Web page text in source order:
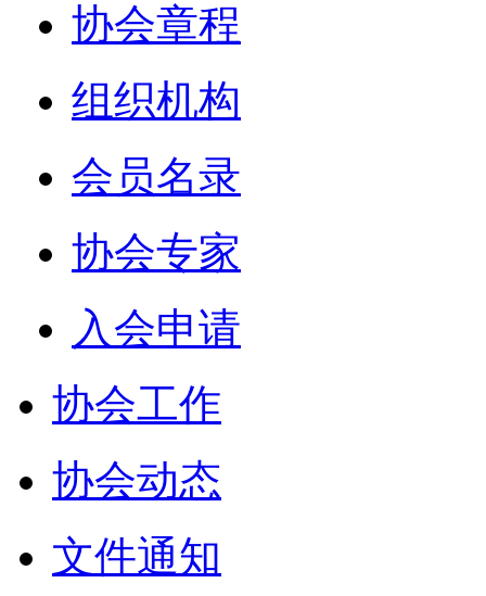
协会章程
组织机构
会员名录
协会专家
入会申请
协会工作
协会动态
文件通知